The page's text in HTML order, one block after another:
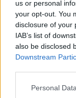
us or personal
your opt-out. You
disclosure of your
IAB’s list of
also be disclosed
Downstream
Personal